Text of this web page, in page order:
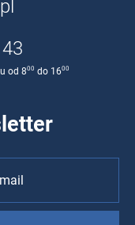
od 800 do 1600